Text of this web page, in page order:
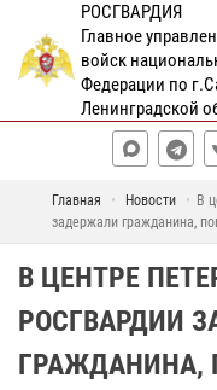
РОСГВАРДИЯ
Главное
войск
Федерации по
Ленинградской
Главная Новости
В
задержали гражданина,
В ЦЕНТРЕ
РОСГВАРДИИ
ГРАЖДАНИНА,